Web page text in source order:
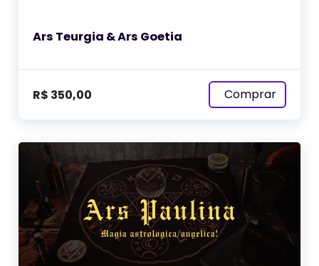
Ars Teurgia & Ars Goetia
R$ 350,00 Comprar